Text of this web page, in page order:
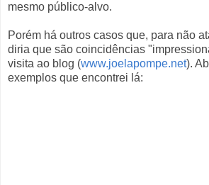
mesmo público-alvo.
Porém há outros casos que, para não
diria que são coincidências
visita ao blog (www.joelapompe.net).
exemplos que encontrei lá: